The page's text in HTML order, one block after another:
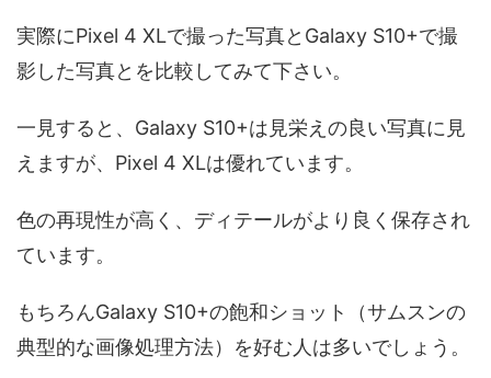
実際にPixel 4 XLで撮った写真とGalaxy S10+で撮
影した写真とを比較してみて下さい。
一見すると、Galaxy S10+は見栄えの良い写真に見
えますが、Pixel 4 XLは優れています。
色の再現性が高く、ディテールがより良く保存され
ています。
もちろんGalaxy S10+の飽和ショット（サムスンの
典型的な画像処理方法）を好む人は多いでしょう。